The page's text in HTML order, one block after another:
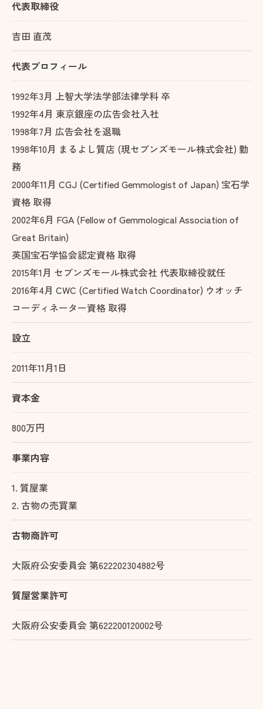
代表取締役
吉田 直茂
代表プロフィール
1992年3月 上智大学法学部法律学科 卒
1992年4月 東京銀座の広告会社入社
1998年7月 広告会社を退職
1998年10月 まるよし質店 (現セブンズモール株式会社) 勤
務
2000年11月 CGJ (Certified Gemmologist of Japan) 宝石学
資格 取得
2002年6月 FGA (Fellow of Gemmological Association of
Great Britain)
英国宝石学協会認定資格 取得
2015年1月 セブンズモール株式会社 代表取締役就任
2016年4月 CWC (Certified Watch Coordinator) ウオッチ
コーディネーター資格 取得
設立
2011年11月1日
資本金
800万円
事業内容
1. 質屋業
2. 古物の売買業
古物商許可
大阪府公安委員会 第622202304882号
質屋営業許可
大阪府公安委員会 第622200120002号